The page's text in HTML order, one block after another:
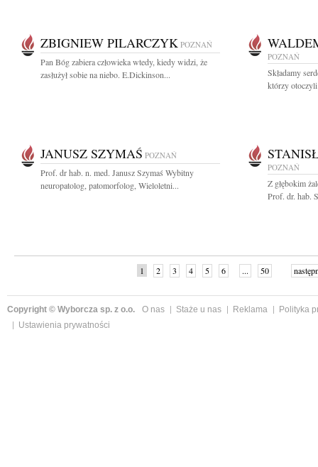
ZBIGNIEW PILARCZYK POZNAŃ
Pan Bóg zabiera człowieka wtedy, kiedy widzi, że
zasłużył sobie na niebo. E.Dickinson...
POZNAŃ
Składamy
którzy
JANUSZ SZYMAŚ POZNAŃ
Prof. dr hab. n. med. Janusz Szymaś Wybitny
neuropatolog, patomorfolog, Wieloletni...
POZNAŃ
Z głębokim
Prof. dr. hab.
1 2 3 4 5 6 ... 50
Copyright © Wyborcza sp. z o.o. O nas Staże u nas Reklama
Polityka
Ustawienia prywatności